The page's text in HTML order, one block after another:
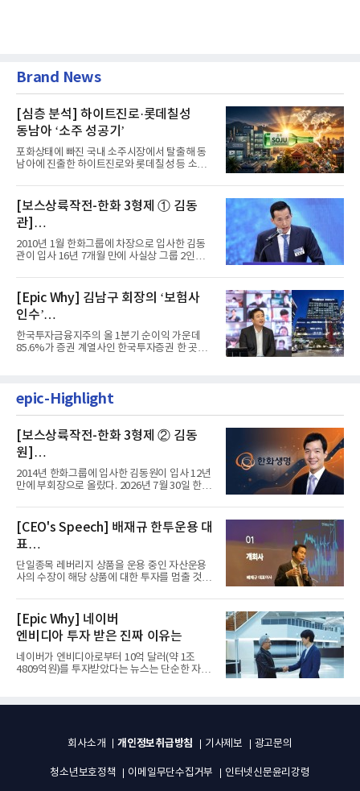
Brand News
[심층 분석] 하이트진로·롯데칠성
동남아 ‘소주 성공기’
포화상태에 빠진 국내 소주시장에서 탈출해 동
남아에 진출한 하이트진로와 롯데칠성 등 소주
[보스상륙작전-한화 3형제 ① 김동
관]
입사 16년 만에 수석부회장 … 경영승
계 ‘초읽기’
2010년 1월 한화그룹에 차장으로 입사한 김동
관이 입사 16년 7개월 만에 사실상 그룹 2인자
[Epic Why] 김남구 회장의 ‘보험사
인수’
발걸음이 신중해진 배경은?
한국투자금융지주의 올 1분기 순이익 가운데
85.6%가 증권 계열사인 한국투자증권 한 곳에
epic-Highlight
[보스상륙작전-한화 3형제 ② 김동
원]
입사 12년 만에 금융계열 수장 등극
2014년 한화그룹에 입사한 김동원이 입사 12년
만에 부회장으로 올랐다. 2026년 7월 30일 한화
[CEO's Speech] 배재규 한투운용 대
표
“개별종목 레버리지 투자 지금이라도
멈춰라”
단일종목 레버리지 상품을 운용 중인 자산운용
사의 수장이 해당 상품에 대한 투자를 멈출 것을
[Epic Why] 네이버
엔비디아 투자 받은 진짜 이유는
네이버가 엔비디아로부터 10억 달러(약 1조
4809억원)를 투자받았다는 뉴스는 단순한 자금
회사소개 개인정보취급방침 기사제보 광고문의
청소년보호정책 이메일무단수집거부 인터넷신문윤리강령